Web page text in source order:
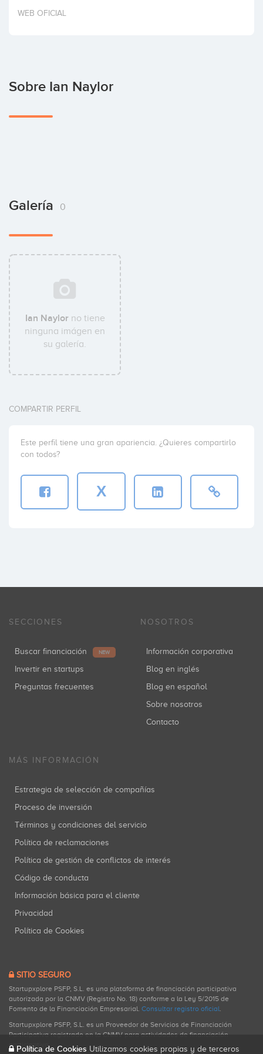
Invertir
WEB OFICIAL
Sobre Ian Naylor
Galería 0
Ian Naylor no tiene
ninguna imágen en
su galería.
COMPARTIR PERFIL
Este perfil tiene una gran apariencia. ¿Quieres compartirlo
con todos?
X
SECCIONES
Buscar financiación NEW
Invertir en startups
Preguntas frecuentes
NOSOTROS
Información corporativa
Blog en inglés
Blog en español
Sobre nosotros
Contacto
MÁS INFORMACIÓN
Estrategia de selección de compañías
Proceso de inversión
Términos y condiciones del servicio
Política de reclamaciones
Política de gestión de conflictos de interés
Código de conducta
Información básica para el cliente
Privacidad
Política de Cookies
SITIO SEGURO
Startupxplore PSFP, S.L. es una plataforma de financiación participativa
autorizada por la CNMV (Registro No. 18) conforme a la Ley 5/2015 de
Fomento de la Financiación Empresarial. Consultar registro oficial.
Startupxplore PSFP, S.L. es un Proveedor de Servicios de Financiación
Participativa registrado en la CNMV para actividades de financiación
participativa.
Política de Cookies Utilizamos cookies propias y de terceros